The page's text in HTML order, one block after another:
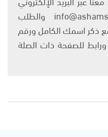
على العنوان التالي: info@ashams.com والطلب
ذكر اسمك الكامل ورقم
للصفحة ذات الصلة